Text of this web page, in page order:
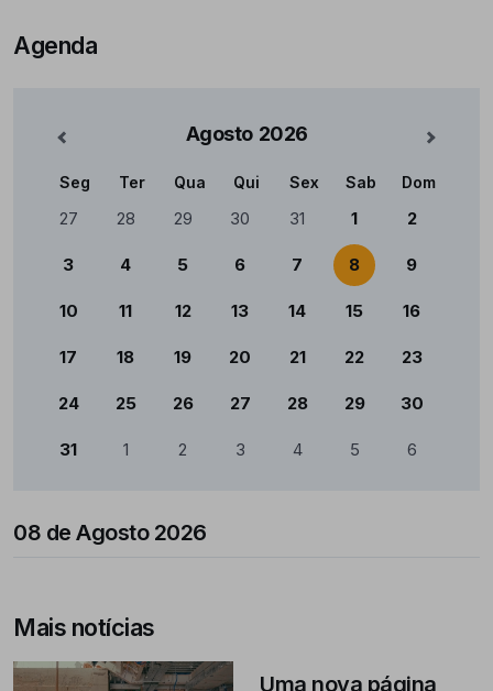
Agenda
Agosto 2026 Mês
Calendário
Seg Ter Qua Qui Sex Sab Dom
27 28 29 30 31 1 2
3 4 5 6 7 8 9
10 11 12 13 14 15 16
17 18 19 20 21 22 23
24 25 26 27 28 29 30
31 1 2 3 4 5 6
08 de Agosto 2026
Mais notícias
Uma nova página